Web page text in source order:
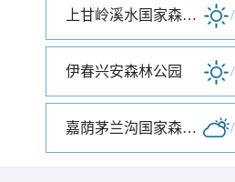
上甘岭溪水国家森林公园 /
伊春兴安森林公园 /
嘉荫茅兰沟国家森林公园 /